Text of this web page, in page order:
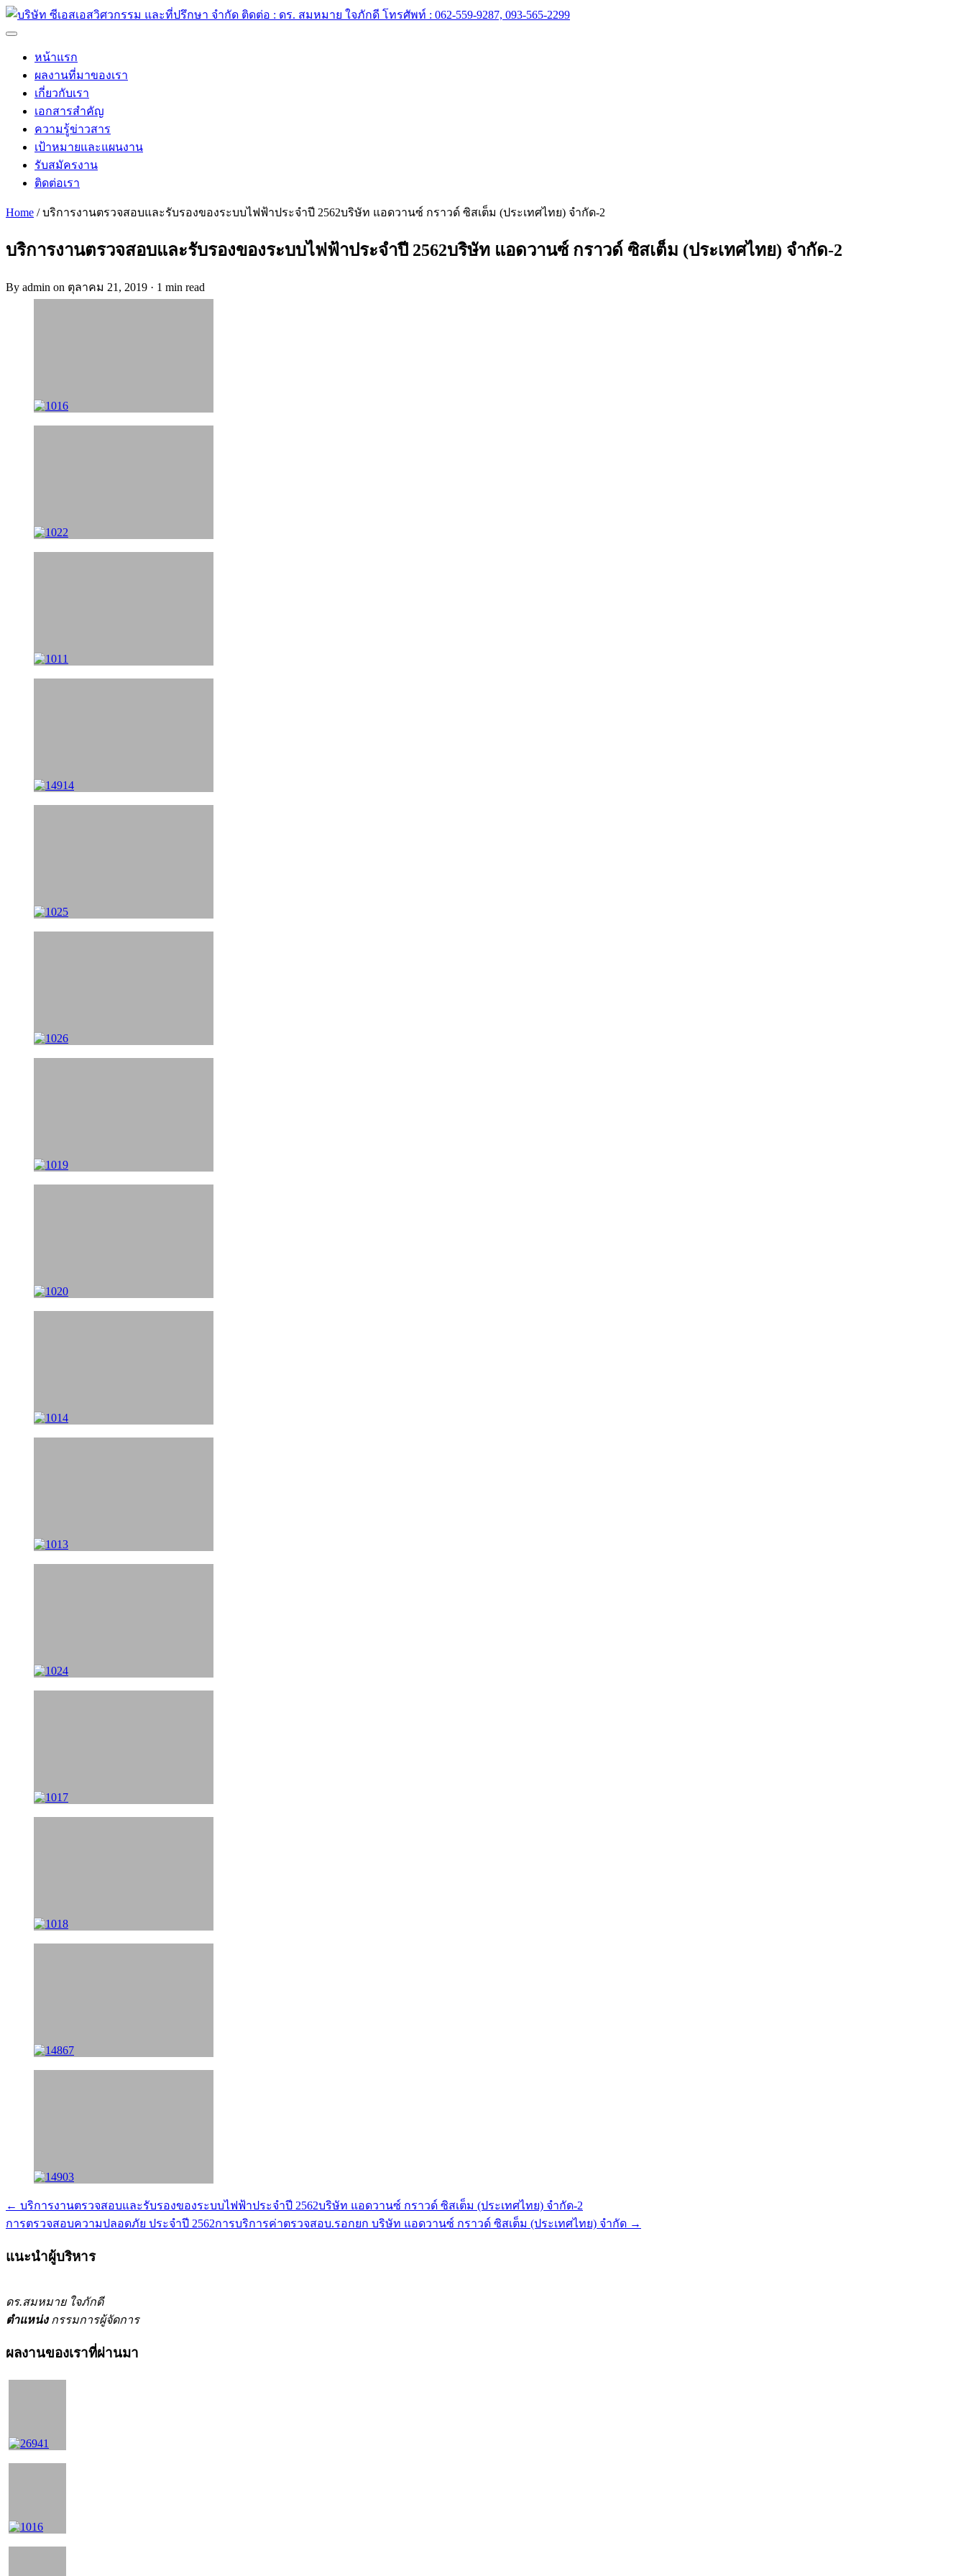
Skip
content
Menu
หน้าแรก
ผลงานที่มาของเรา
เกี่ยวกับเรา
เอกสารสำคัญ
ความรู้ข่าวสาร
เป้าหมายและแผนงาน
รับสมัครงาน
ติดต่อเรา
Home /บริการงานตรวจสอบและรับรองของระบบไฟฟ้าประจำปี 2562บริษัท แอดวานซ์ กราวด์ ซิสเต็ม (ประเทศไทย) จำกัด-2
บริการงานตรวจสอบและรับรองของระบบไฟฟ้าประจำปี 2562บริษัท แอดวานซ์ กราวด์ ซิสเต็ม (ประเทศไทย) จำกัด-2
By admin on ตุลาคม 21, 2019 · 1 min read
แนะแนว
← บริการงานตรวจสอบและรับรองของระบบไฟฟ้าประจำปี 2562บริษัท แอดวานซ์ กราวด์ ซิสเต็ม (ประเทศไทย) จำกัด-2
การตรวจสอบความปลอดภัย ประจำปี 2562การบริการค่าตรวจสอบ.รอกยก บริษัท แอดวานซ์ กราวด์ ซิสเต็ม (ประเทศไทย) จำกัด →
แนะนำผู้บริหาร
ดร.สมหมาย ใจภักดี
ตำแหน่ง กรรมการผู้จัดการ
ผลงานของเราที่ผ่านมา